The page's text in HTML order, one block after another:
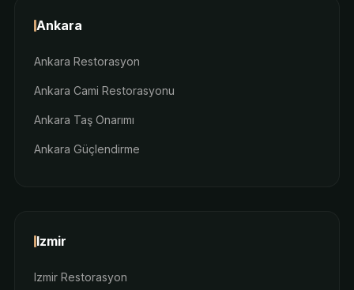
Ankara
Ankara Restorasyon
Ankara Cami Restorasyonu
Ankara Taş Onarımı
Ankara Güçlendirme
Izmir
Izmir Restorasyon